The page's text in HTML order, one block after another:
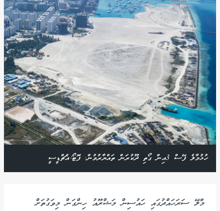
ހުޅުމާލެ ފޭސް 3އިން ގޯތި ދޫކުރަން ތައްޔާރުވުން. ފޮޓޯ:އެޗްޑީސީ
މާލޭ ސަރަހައްދުގައި ހައުސިން މަޝްރޫއު ހިންގަން މިވަގުތަށް